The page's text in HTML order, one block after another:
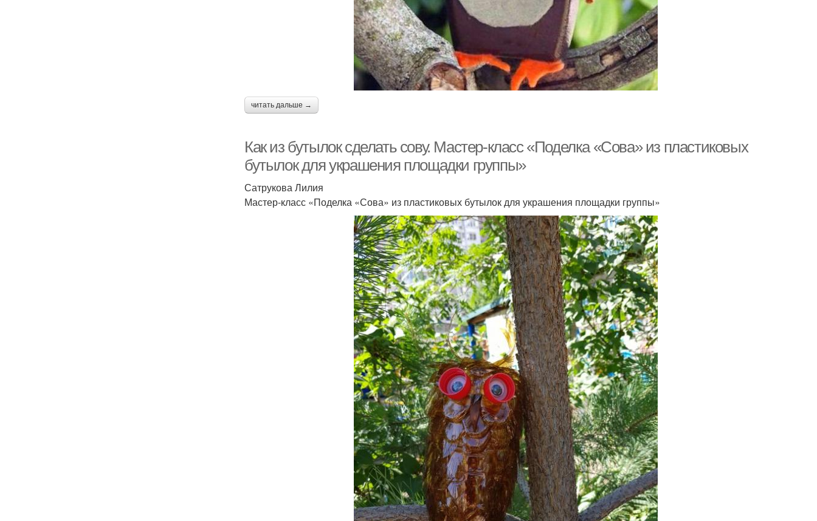
читать дальше →
Как из бутылок сделать сову. Мастер-класс «Поделка «Сова» из пластиковых
бутылок для украшения площадки группы»
Сатрукова Лилия
Мастер-класс «Поделка «Сова» из пластиковых бутылок для украшения площадки группы»